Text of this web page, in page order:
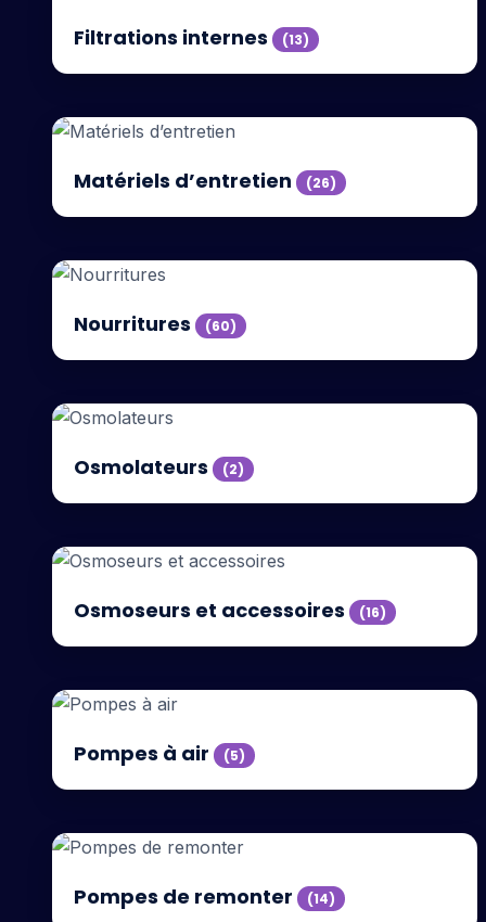
Filtrations internes (13)
Matériels d’entretien (26)
Nourritures (60)
Osmolateurs (2)
Osmoseurs et accessoires (16)
Pompes à air (5)
Pompes de remonter (14)